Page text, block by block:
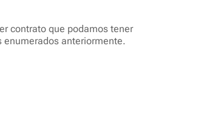
contrato que podamos tener
enumerados anteriormente.